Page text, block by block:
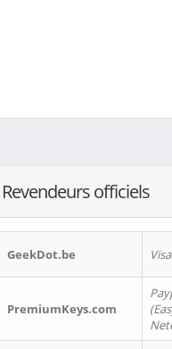
Revendeurs officiels
GeekDot.be
PremiumKeys.com